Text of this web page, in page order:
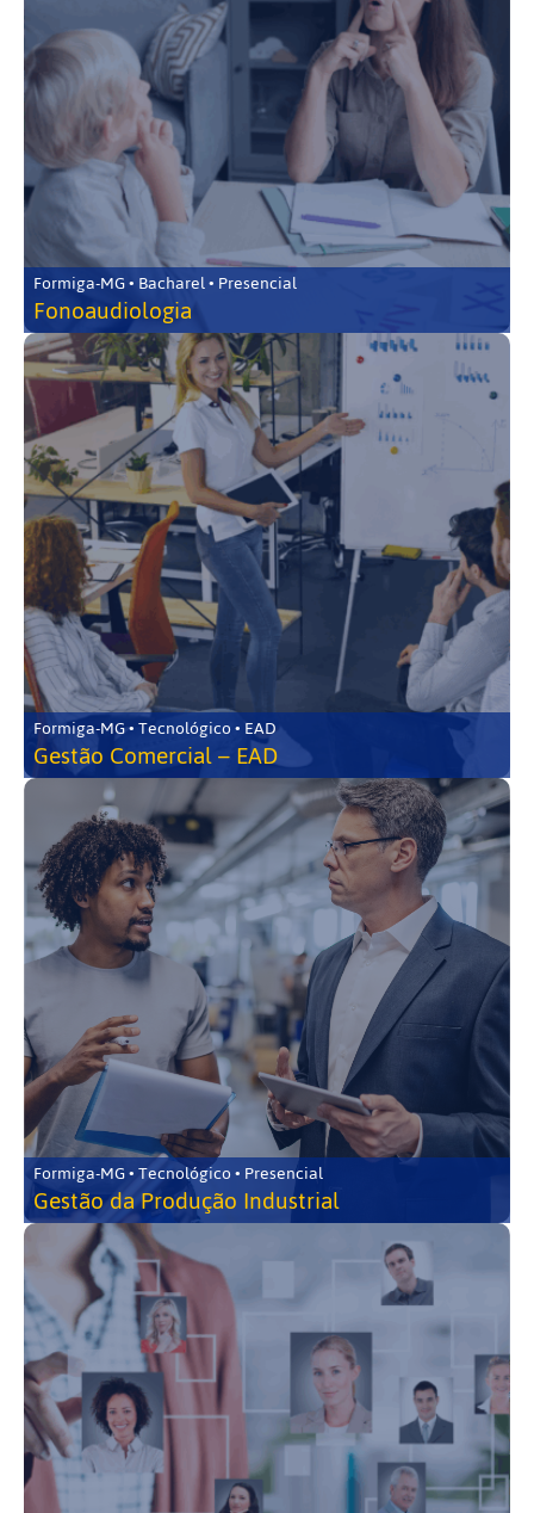
Formiga-MG • Bacharel • Presencial
Fonoaudiologia
Formiga-MG • Tecnológico • EAD
Gestão Comercial – EAD
Formiga-MG • Tecnológico • Presencial
Gestão da Produção Industrial